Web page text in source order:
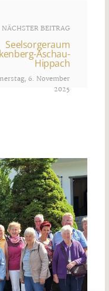
NÄCHSTER BEITRAG
Seelsorgeraum
Aschau-
Hippach
6. November
2025